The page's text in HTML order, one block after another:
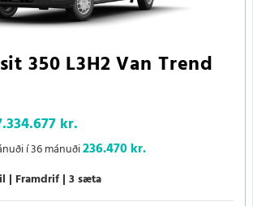
350 L3H2 Van Trend
kr.
í 36 mánuði236.470 kr.
Framdrif 3 sæta